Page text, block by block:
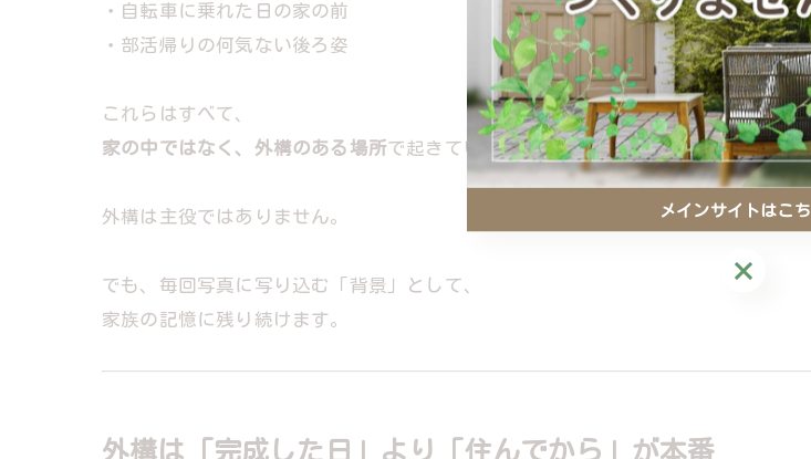
・自転車に乗れた日の家の前
・部活帰りの何気ない後ろ姿
これらはすべて、
家の中ではなく、外構のある場所で起きています。
外構は主役ではありません。
でも、毎回写真に写り込む「背景」として、
家族の記憶に残り続けます。
外構は「完成した日」より「住んでから」が本番
メインサイトはこち
メインサイトはこ